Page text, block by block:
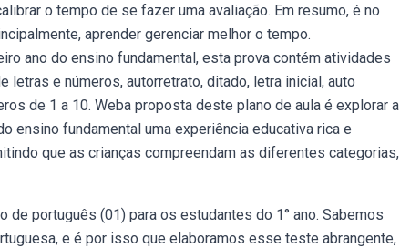
o tempo de se fazer uma avaliação. Em resumo, é no
aprender gerenciar melhor o tempo.
ano do ensino fundamental, esta prova contém atividades
e números, autorretrato, ditado, letra inicial, auto
de 1 a 10. Weba proposta deste plano de aula é explorar a
ensino fundamental uma experiência educativa rica e
que as crianças compreendam as diferentes categorias,
português (01) para os estudantes do 1° ano. Sabemos
e é por isso que elaboramos esse teste abrangente,